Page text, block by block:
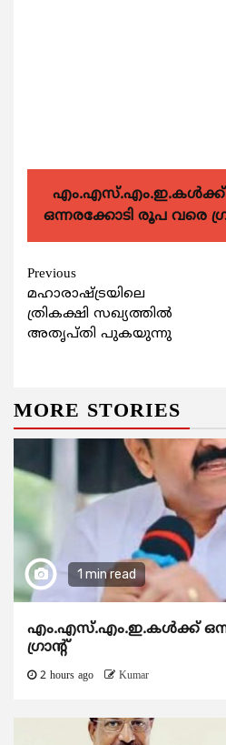
എം.എസ്.എം.ഇ.കൾക്ക്
ഒന്നരക്കോടി രൂപ വരെ
Continue
Reading
Previous
മഹാരാഷ്ട്രയിലെ
ത്രികക്ഷി സഖ്യത്തില്‍
അതൃപ്തി പുകയുന്നു
MORE STORIES
1 min read
എം.എസ്.എം.ഇ.കൾക്ക്
ഗ്രാന്റ്
2 hours ago Kumar